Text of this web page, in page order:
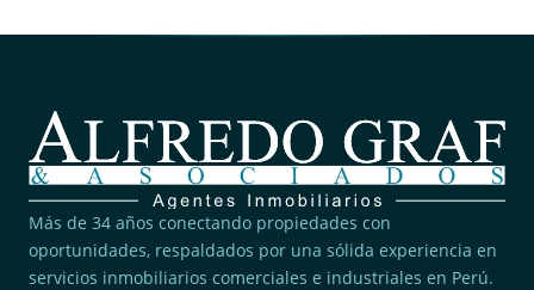
Más de 34 años conectando propiedades con
oportunidades, respaldados por una sólida experiencia en
servicios inmobiliarios comerciales e industriales en Perú.